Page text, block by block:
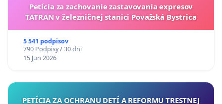
Petícia za zachovanie zastavovania expresov
TATRAN v železničnej stanici Považská Bystrica
5 541 podpisov
790 Podpisy / 30 dni
15 Jun 2026
PETÍCIA ZA OCHRANU DETÍ A REFORMU TRESTNEJ